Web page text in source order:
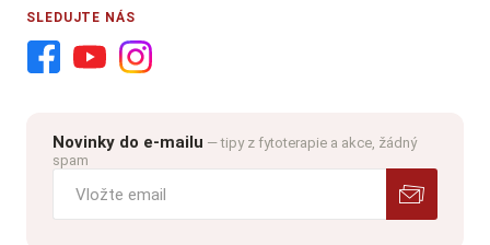
SLEDUJTE NÁS
Novinky do e-mailu — tipy z fytoterapie a akce, žádný
spam